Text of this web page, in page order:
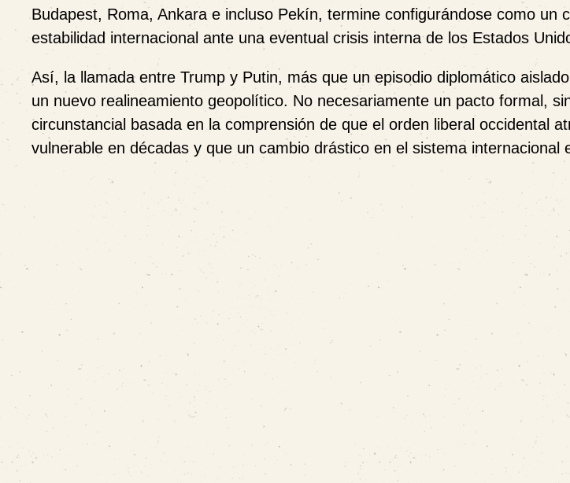
Budapest, Roma, Ankara e incluso Pekín, termine configurándose como un
estabilidad internacional ante una eventual crisis interna de los Estados
Así, la llamada entre Trump y Putin, más que un episodio diplomático
un nuevo realineamiento geopolítico. No necesariamente un pacto formal,
circunstancial basada en la comprensión de que el orden liberal occidental
vulnerable en décadas y que un cambio drástico en el sistema internacional